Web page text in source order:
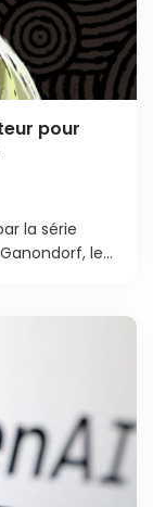
pour
la série
le...